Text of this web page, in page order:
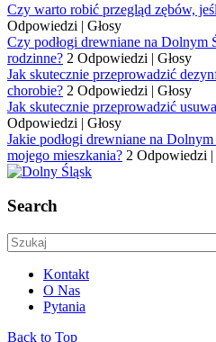
Czy warto robić przegląd zębów,
Odpowiedzi | Głosy
Czy podłogi drewniane na Dolnym
rodzinne? 2 Odpowiedzi | Głosy
Jak skutecznie przeprowadzić
chorobie? 2 Odpowiedzi | Głosy
Jak skutecznie przeprowadzić
Odpowiedzi | Głosy
Jakie podłogi drewniane na
mojego mieszkania? 2 Odpowiedzi |
Search
Kontakt
O Nas
Pytania
Back to Top